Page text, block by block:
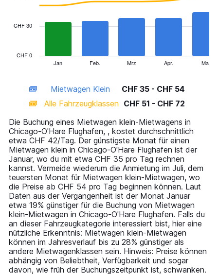
has
displaying
categories.
Range:
14
categories.
The
chart
has
1
Y
axis
displaying
values.
Range:
0
to
90.
Jan Feb. Mrz Apr. Mai
CHF 0
CHF 30
Mietwagen Klein
CHF 35 - CHF 54
Alle Fahrzeugklassen CHF 51 - CHF 72
Die Buchung eines Mietwagen klein-Mietwagens in
Chicago-O'Hare Flughafen, , kostet durchschnittlich
etwa CHF 42/Tag. Der günstigste Monat für einen
Mietwagen klein in Chicago-O'Hare Flughafen ist der
Januar, wo du mit etwa CHF 35 pro Tag rechnen
kannst. Vermeide wiederum die Anmietung im Juli, dem
teuersten Monat für Mietwagen klein-Mietwagen, wo
die Preise ab CHF 54 pro Tag beginnen können. Laut
Daten aus der Vergangenheit ist der Monat Januar
etwa 19% günstiger für die Buchung von Mietwagen
klein-Mietwagen in Chicago-O'Hare Flughafen. Falls du
an dieser Fahrzeugkategorie interessiert bist, hier eine
nützliche Erkenntnis: Mietwagen klein-Mietwagen
können im Jahresverlauf bis zu 28% günstiger als
andere Mietwagenklassen sein. Hinweis: Preise können
abhängig von Beliebtheit, Verfügbarkeit und sogar
davon, wie früh der Buchungszeitpunkt ist, schwanken.